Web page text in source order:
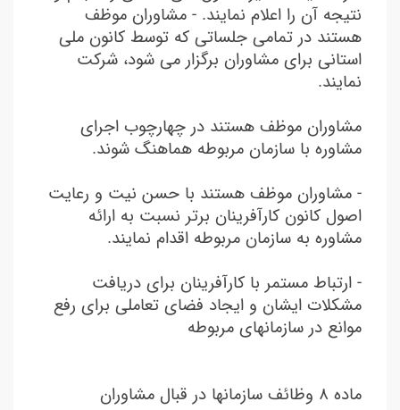
نتیجه آن را اعلام نمایند. - مشاوران موظف
هستند در تمامی جلساتی که توسط کانون ملی
استانی برای مشاوران برگزار می شود، شرکت
نمایند.
مشاوران موظف هستند در چهارچوب اجرای
مشاوره با سازمان مربوطه هماهنگ شوند.
- مشاوران موظف هستند با حسن نیت و رعایت
اصول کانون کارآفرینان برتر نسبت به ارائه
مشاوره به سازمان مربوطه اقدام نمایند.
- ارتباط مستمر با کارآفرینان برای دریافت
مشکلات ایشان و ایجاد فضای تعاملی برای رفع
موانع در سازمانهای مربوطه
ماده ۸ وظائف سازمانها در قبال مشاوران